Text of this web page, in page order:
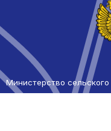
Министерство сельского